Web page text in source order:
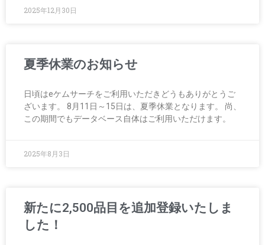
2025年12月30日
夏季休業のお知らせ
日頃はeケムサーチをご利用いただきどうもありがとうご
ざいます。 8月11日～15日は、夏季休業となります。 尚、
この期間でもデータベース自体はご利用いただけます。
2025年8月3日
新たに2,500品目を追加登録いたしま
した！